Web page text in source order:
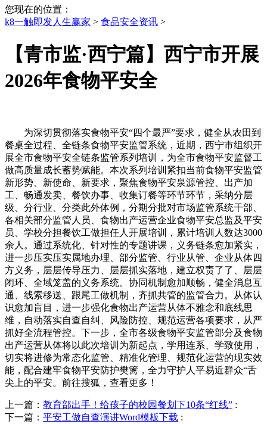
您现在的位置：
k8一触即发人生赢家 > 食品安全资讯 >
【青市监·西宁篇】西宁市开展
2026年食物平安全
为深切贯彻落实食物平安“四个最严”要求，健全从农田到
餐桌全过程、全链条食物平安监管系统，近期，西宁市组织开
展全市食物平安全链条监管系列培训，为全市食物平安监督工
做高质量成长蓄势赋能。本次系列培训紧扣当前食物平安监管
新形势、新使命、新要求，聚焦食物平安泉源管控、出产加
工、畅通发卖、餐饮办事、收集订餐等环节环节，采纳分层
级、分行业、分类此外体例，分期分批对市场监管系统干部、
各相关部分监管人员、食物出产运营企业食物平安总监及平安
员、学校分担餐饮工做担任人开展培训，累计培训人数达3000
余人。通过系统化、针对性的专题讲课，义务链条愈加紧实，
进一步压实压实属地办理、部分监管、行业从管、企业从体四
方义务，层层传导压力、层层抓实落地，建立权责了了、层层
闭环、全域笼盖的义务系统。协同机制愈加顺畅，健全消息互
通、线索移送、跟尾工做机制，齐抓共管的监管合力。从体认
识愈加盲目，进一步强化食物出产运营从体不雅念和底线思
维，自动落实自查自纠、风险防控、规范运营各项要求，从严
抓好全流程管控。下一步，全市各级食物平安监管部分及食物
出产运营从体将以此次培训为新起点，学用连系、学致使用，
切实将进修为常态化监管、精准化管理、规范化运营的现实效
能，配合建牢食物平安防护樊篱，全力守护人平易近群众“舌
尖上的平安。前往搜狐，查看更多！
上一篇： 教育部出手！给孩子的校园餐划下10条“红线” :
下一篇： 平安工做自查演讲Word模板下载 :